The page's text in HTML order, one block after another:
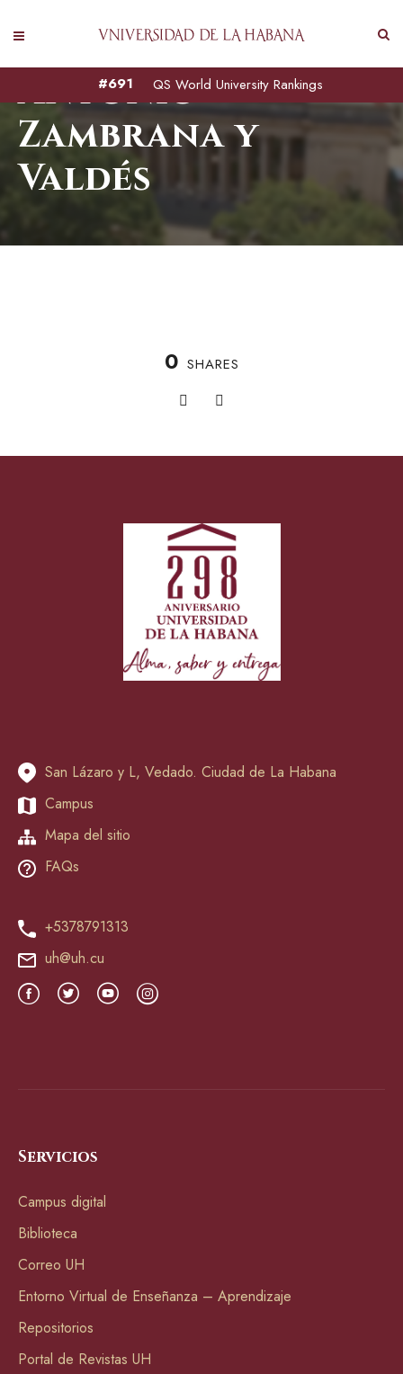
QS World University Rankings
#691
Antonio
Zambrana y
Valdés
0 SHARES
San Lázaro y L, Vedado. Ciudad de La Habana
Campus
Mapa del sitio
FAQs
+5378791313
uh@uh.cu
Servicios
Campus digital
Biblioteca
Correo UH
Entorno Virtual de Enseñanza – Aprendizaje
Repositorios
Portal de Revistas UH